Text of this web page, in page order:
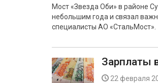
Мост «Звезда Оби» в районе
небольшим года и связал
специалисты АО «СтальМост».
Зарплаты
22 февраля